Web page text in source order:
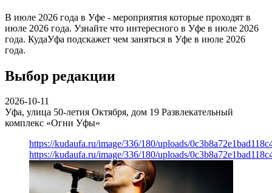
В июле 2026 года в Уфе - мероприятия которые проходят в
июле 2026 года. Узнайте что интересного в Уфе в июле 2026
года. КудаУфа подскажет чем заняться в Уфе в июле 2026
года.
Выбор редакции
2026-10-11
Уфа, улица 50-летия Октября, дом 19 Развлекательный
комплекс «Огни Уфы»
https://kudaufa.ru/image/336/180/uploads/
https://kudaufa.ru/image/336/180/uploads/